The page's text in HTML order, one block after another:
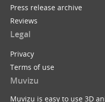
Press release archive
Reviews
Legal
Privacy
Terms of use
Muvizu
Muvizu is easy to use 3D